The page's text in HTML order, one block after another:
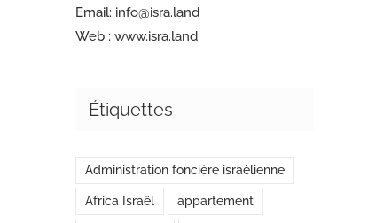
Email: info@isra.land
Web : www.isra.land
Étiquettes
Administration foncière israélienne
Africa Israël appartement